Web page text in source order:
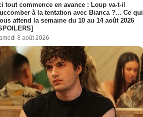
tout commence en avance : Loup va-t-il
à la tentation avec Bianca ?... Ce qui
attend la semaine du 10 au 14 août 2026
8 août 2026